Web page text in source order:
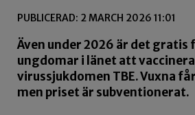
PUBLICERAD: 2 MARCH 2026 11:01
Även under 2026 är det gratis
ungdomar i länet att
virussjukdomen TBE. Vuxna
men priset är subventionerat.